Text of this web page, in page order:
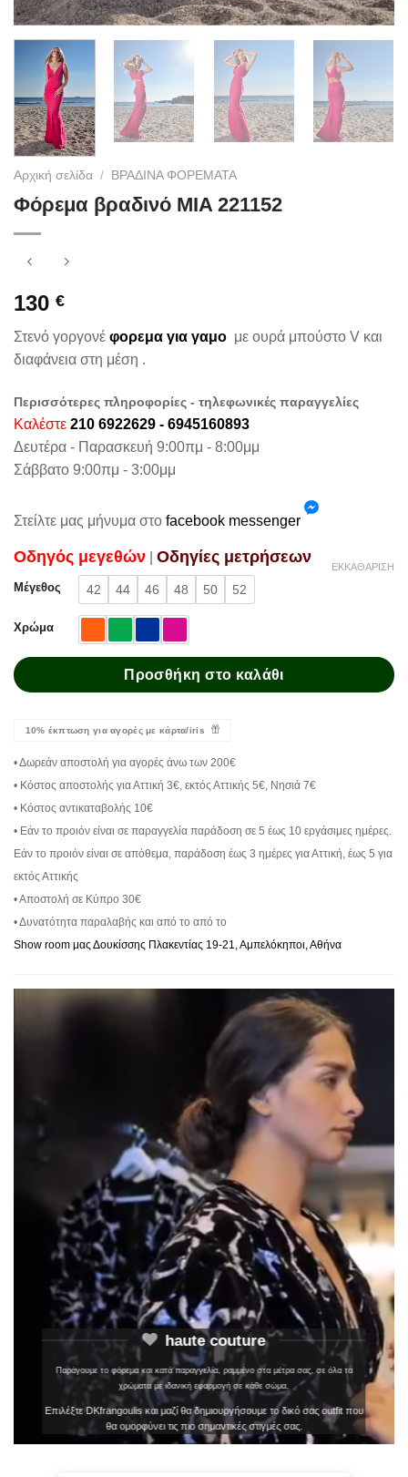
Αρχική σελίδα / ΒΡΑΔΙΝΑ ΦΟΡΕΜΑΤΑ
Φόρεμα βραδινό MIA 221152
130 €
Στενό γοργονέ φορεμα για γαμο με ουρά μπούστο V και
διαφάνεια στη μέση .
Περισσότερες πληροφορίες - τηλεφωνικές παραγγελίες
Καλέστε 210 6922629 - 6945160893
Δευτέρα - Παρασκευή 9:00πμ - 8:00μμ
Σάββατο 9:00πμ - 3:00μμ
Στείλτε μας μήνυμα στο facebook messenger
Oδηγός μεγεθών Oδηγίες μετρήσεων
Μέγεθος 42 44 46 48 50 52
Χρώμα
ΕΚΚΑΘΆΡΙΣΗ
Προσθήκη στο καλάθι
10% έκπτωση για αγορές με κάρτα/iris
• Δωρεάν αποστολή για αγορές άνω των 200€
• Κόστος αποστολής για Αττική 3€, εκτός Αττικής 5€, Νησιά 7€
• Κόστος αντικαταβολής 10€
• Εάν το προιόν είναι σε παραγγελία παράδοση σε 5 έως 10 εργάσιμες ημέρες.
Εάν το προιόν είναι σε απόθεμα, παράδοση έως 3 ημέρες για Αττική, έως 5 για
εκτός Αττικής
• Αποστολή σε Κύπρο 30€
• Δυνατότητα παραλαβής και από το από το
Show room μας Δουκίσσης Πλακεντίας 19-21, Αμπελόκηποι, Αθήνα
haute couture
Παράγουμε το φόρεμα και κατά παραγγελία, ραμμένο στα μέτρα σας, σε όλα τα
χρώματα με ιδανική εφαρμογή σε κάθε σώμα.
Επιλέξτε DKfrangoulis και μαζί θα δημιουργήσουμε το δικό σας outfit που
θα ομορφύνει τις πιο σημαντικές στιγμές σας.